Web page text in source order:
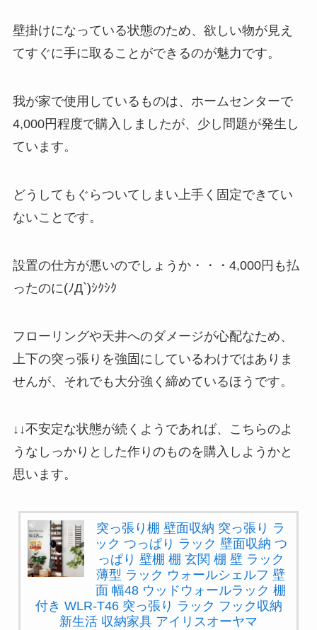
壁掛けになっている状態のため、欲しい物が見え
てすぐに手に取ることができるのが魅力です。
我が家で使用しているものは、ホームセンターで
4,000円程度で購入しましたが、少し問題が発生し
ています。
どうしてもぐらついてしまい上手く固定できてい
ないことです。
設置の仕方が悪いのでしょうか・・・4,000円も払
ったのに(ﾉД`)ｼｸｼｸ
フローリングや天井へのダメージが心配なため、
上下の突っ張りを強固にしているわけではありま
せんが、それでも大分強く締めているほうです。
↓↓不安定な状態が続くようであれば、こちらのよ
うなしっかりとした作りのものを購入しようかと
思います。
突っ張り棚 壁面収納 突っ張り ラ
ック つっぱり ラック 壁面収納 つ
っぱり 壁棚 棚 玄関 棚 壁 ラック
薄型 ラック ウォールシェルフ 壁
面 幅48 ウッドウォールラック 棚
付き WLR-T46 突っ張り ラック フック収納
新生活 収納家具 アイリスオーヤマ